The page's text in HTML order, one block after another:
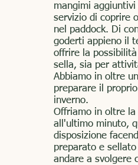
mangimi
servizio di coprire
nel paddock. Di
goderti appieno il
offrire la
sella, sia per
Abbiamo in oltre
preparare il
inverno.
Offriamo in oltre
all'ultimo minuto,
disposizione
preparato e
andare a svolgere